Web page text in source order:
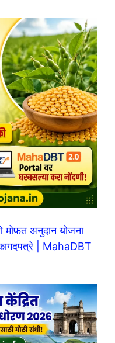
अनुदान योजना
| MahaDBT